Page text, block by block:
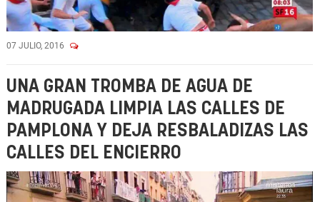
07 JULIO, 2016
UNA GRAN TROMBA DE AGUA DE
MADRUGADA LIMPIA LAS CALLES DE
PAMPLONA Y DEJA RESBALADIZAS LAS
CALLES DEL ENCIERRO